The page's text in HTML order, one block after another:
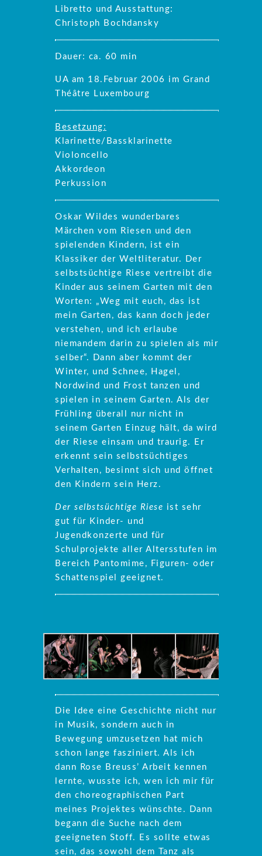
Libretto und Ausstattung:
Christoph Bochdansky
Dauer: ca. 60 min
UA am 18.Februar 2006 im Grand
Théâtre Luxembourg
Besetzung:
Klarinette/Bassklarinette
Violoncello
Akkordeon
Perkussion
Oskar Wildes wunderbares
Märchen vom Riesen und den
spielenden Kindern, ist ein
Klassiker der Weltliteratur. Der
selbstsüchtige Riese vertreibt die
Kinder aus seinem Garten mit den
Worten: „Weg mit euch, das ist
mein Garten, das kann doch jeder
verstehen, und ich erlaube
niemandem darin zu spielen als mir
selber“. Dann aber kommt der
Winter, und Schnee, Hagel,
Nordwind und Frost tanzen und
spielen in seinem Garten. Als der
Frühling überall nur nicht in
seinem Garten Einzug hält, da wird
der Riese einsam und traurig. Er
erkennt sein selbstsüchtiges
Verhalten, besinnt sich und öffnet
den Kindern sein Herz.
Der selbstsüchtige Riese ist sehr
gut für Kinder- und
Jugendkonzerte und für
Schulprojekte aller Altersstufen im
Bereich Pantomime, Figuren- oder
Schattenspiel geeignet.
Die Idee eine Geschichte nicht nur
in Musik, sondern auch in
Bewegung umzusetzen hat mich
schon lange fasziniert. Als ich
dann Rose Breuss’ Arbeit kennen
lernte, wusste ich, wen ich mir für
den choreographischen Part
meines Projektes wünschte. Dann
begann die Suche nach dem
geeigneten Stoff. Es sollte etwas
sein, das sowohl dem Tanz als